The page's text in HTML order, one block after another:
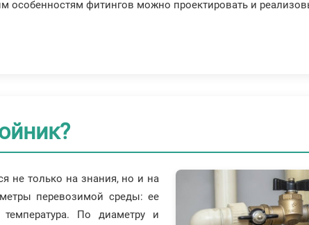
особенностям фитингов можно проектировать и
не только на знания, но и на
перевозимой среды: ее
По диаметру и